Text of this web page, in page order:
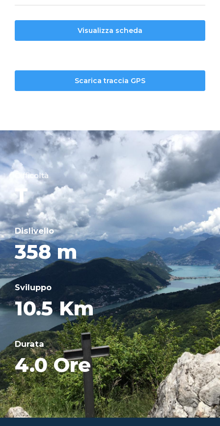
Visualizza scheda
Scarica traccia GPS
Difficoltà
T
Dislivello
358 m
Sviluppo
10.5 Km
Durata
4.0 Ore